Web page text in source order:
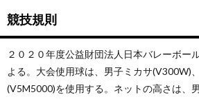
競技規則
２０２０年度公益財団法人日本バレーボー
よる。大会使用球は、男子ミカサ(V300W)
(V5M5000)を使用する。ネットの高さは、